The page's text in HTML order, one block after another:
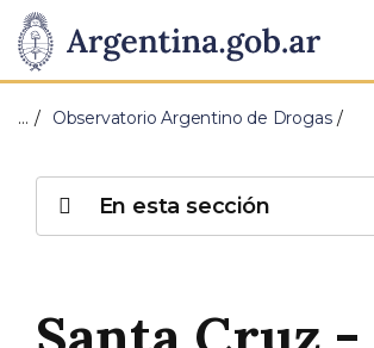
Presidencia
de
Nación
Pasar al contenido principal
… Observatorio Argentino de Drogas
En esta sección